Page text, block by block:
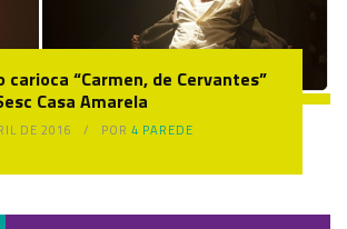
carioca “Carmen, de Cervantes”
Casa Amarela
DE 2016 POR4 PAREDE